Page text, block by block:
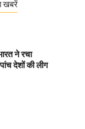
खबरें
ने रचा
देशों की लीग